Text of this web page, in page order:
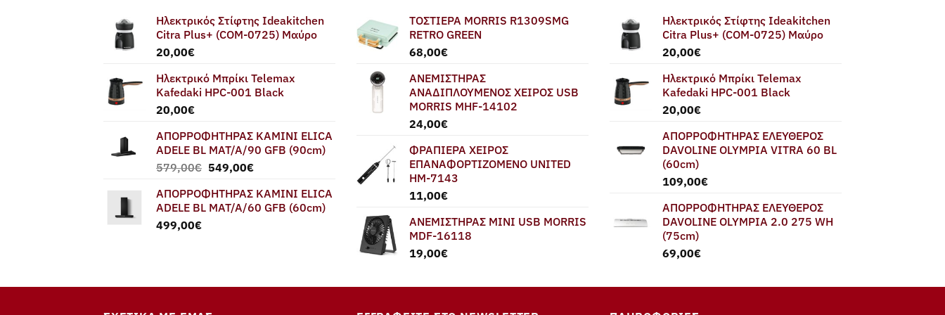
Ηλεκτρικός Στίφτης Ideakitchen
Citra Plus+ (COM-0725) Μαύρο
20,00€
Ηλεκτρικό Μπρίκι Telemax
Kafedaki HPC-001 Black
20,00€
ΑΠΟΡΡΟΦΗΤΗΡΑΣ ΚΑΜΙΝΙ ELICA
ADELE BL MAT/A/90 GFB (90cm)
579,00€ Original
was:
579,00€.
549,00€Η
τιμή
είναι:
ΑΠΟΡΡΟΦΗΤΗΡΑΣ ΚΑΜΙΝΙ ELICA
ADELE BL MAT/A/60 GFB (60cm)
499,00€
ΤΟΣΤΙΕΡΑ MORRIS R1309SMG
RETRO GREEN
68,00€
ΑΝΕΜΙΣΤΗΡΑΣ
ΑΝΑΔΙΠΛΟΥΜΕΝΟΣ ΧΕΙΡΟΣ USB
MORRIS MHF-14102
24,00€
ΦΡΑΠΙΕΡΑ ΧΕΙΡΟΣ
ΕΠΑΝΑΦΟΡΤΙΖΟΜΕΝΟ UNITED
HM-7143
11,00€
ΑΝΕΜΙΣΤΗΡΑΣ MINI USB MORRIS
MDF-16118
19,00€
Ηλεκτρικός Στίφτης Ideakitchen
Citra Plus+ (COM-0725) Μαύρο
20,00€
Ηλεκτρικό Μπρίκι Telemax
Kafedaki HPC-001 Black
20,00€
ΑΠΟΡΡΟΦΗΤΗΡΑΣ ΕΛΕΥΘΕΡΟΣ
DAVOLINE OLYMPIA VITRA 60 BL
(60cm)
109,00€
ΑΠΟΡΡΟΦΗΤΗΡΑΣ ΕΛΕΥΘΕΡΟΣ
DAVOLINE OLYMPIA 2.0 275 WH
(75cm)
69,00€